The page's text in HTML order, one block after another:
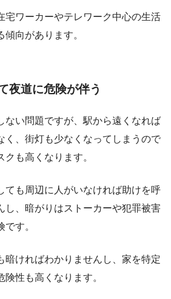
宅ワーカーやテレワーク中心の生活
向があります。
夜道に危険が伴う
ない問題ですが、駅から遠くなれば
く、街灯も少なくなってしまうので
も高くなります。
ても周辺に人がいなければ助けを呼
し、暗がりはストーカーや犯罪被害
す。
暗ければわかりませんし、家を特定
性も高くなります。